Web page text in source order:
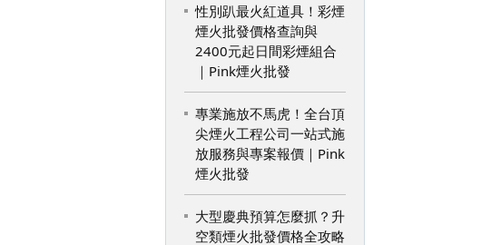
性別趴最火紅道具！彩煙
煙火批發價格查詢與
2400元起日間彩煙組合
｜Pink煙火批發
專業施放不馬虎！全台頂
尖煙火工程公司一站式施
放服務與專案報價｜Pink
煙火批發
大型慶典預算怎麼抓？升
空類煙火批發價格全攻略